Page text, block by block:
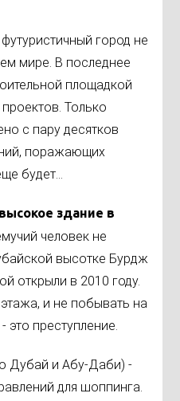
город не
мире. В последнее
площадкой
Только
с пару десятков
поражающих
будет...
здание в
человек не
высотке Бурдж
открыли в 2010 году.
и не побывать на
преступление.
Дубай и Абу-Даби) -
для шоппинга.